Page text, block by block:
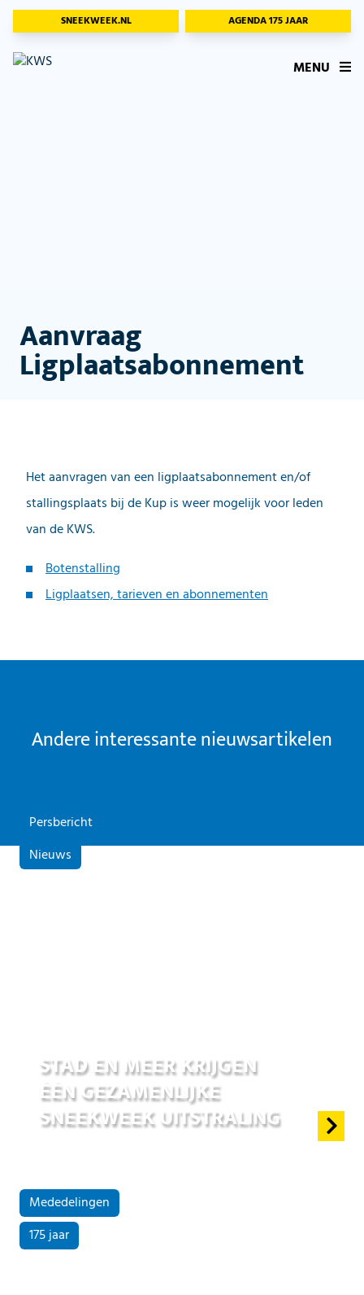
SNEEKWEEK.NL AGENDA 175 JAAR
MENU
Aanvraag
Ligplaatsabonnement
Het aanvragen van een ligplaatsabonnement en/of
stallingsplaats bij de Kup is weer mogelijk voor leden
van de KWS.
Botenstalling
Ligplaatsen, tarieven en abonnementen
Andere interessante nieuwsartikelen
Persbericht
Nieuws
STAD EN MEER KRIJGEN
ÉÉN GEZAMENLIJKE
SNEEKWEEK UITSTRALING
Mededelingen
175 jaar